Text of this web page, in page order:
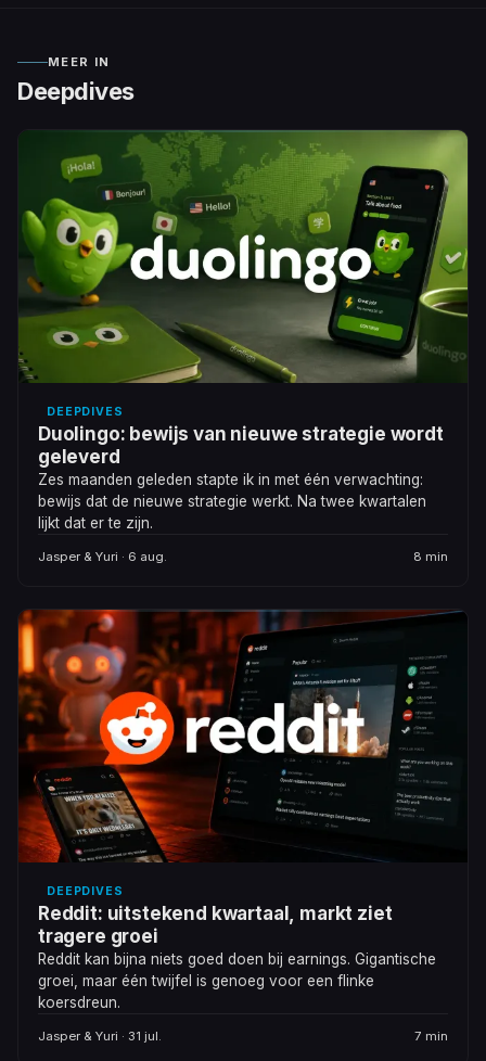
MEER IN
Deepdives
DEEPDIVES
Duolingo: bewijs van nieuwe strategie wordt
geleverd
Zes maanden geleden stapte ik in met één verwachting:
bewijs dat de nieuwe strategie werkt. Na twee kwartalen
lijkt dat er te zijn.
Jasper & Yuri · 6 aug. 8 min
DEEPDIVES
Reddit: uitstekend kwartaal, markt ziet
tragere groei
Reddit kan bijna niets goed doen bij earnings. Gigantische
groei, maar één twijfel is genoeg voor een flinke
koersdreun.
Jasper & Yuri · 31 jul. 7 min